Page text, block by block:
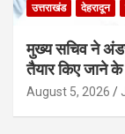
उत्तराखंड देहरादून
मुख्य सचिव ने
तैयार किए जाने के
August 5, 2026